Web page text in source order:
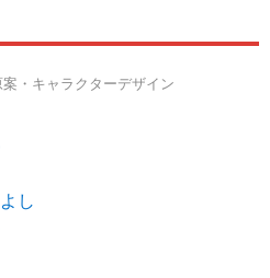
・キャラクターデザイン
し